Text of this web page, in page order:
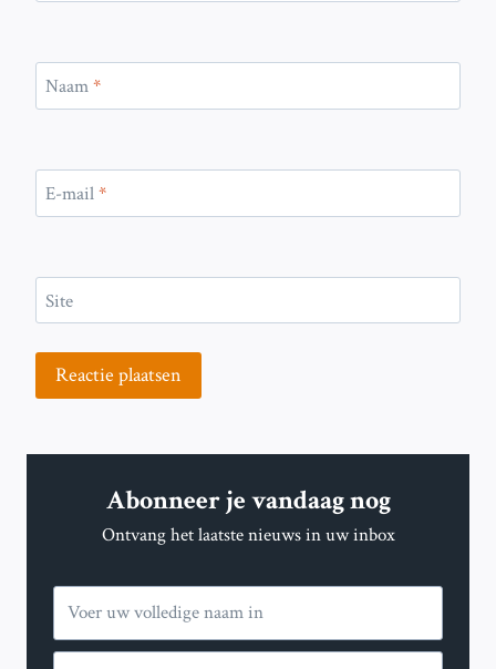
Naam*
E-mail*
Site
Abonneer je vandaag nog
Ontvang het laatste nieuws in uw inbox